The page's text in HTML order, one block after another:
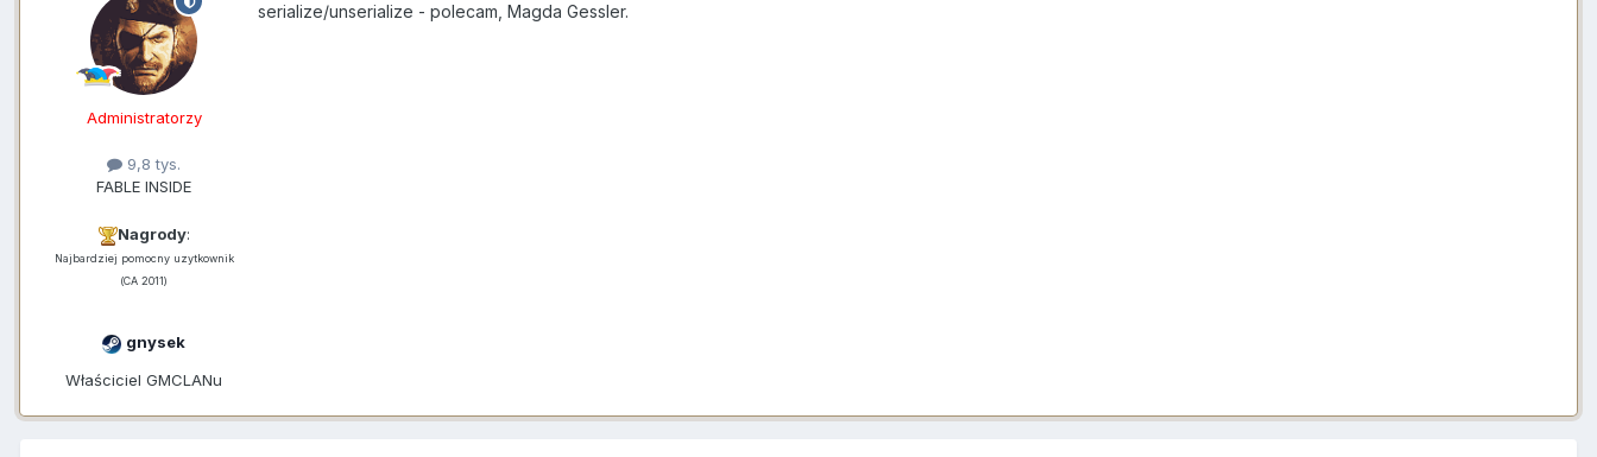
Administratorzy
9,8 tys.
FABLE INSIDE
Nagrody:
Najbardziej pomocny uzytkownik
(CA 2011)
gnysek
Właściciel GMCLANu
serialize/unserialize - polecam, Magda Gessler.